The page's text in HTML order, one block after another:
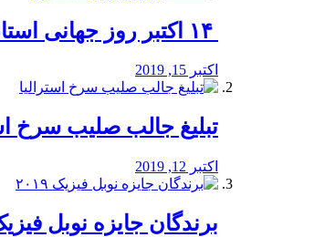
اکتبر 15, 2019
تبلیغ جالب صلیب سرخ
اکتبر 12, 2019
برندگان جایزه نوبل فیزیک